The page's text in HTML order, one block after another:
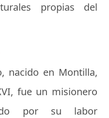
propias del
nacido en Montilla,
fue un misionero
por su labor